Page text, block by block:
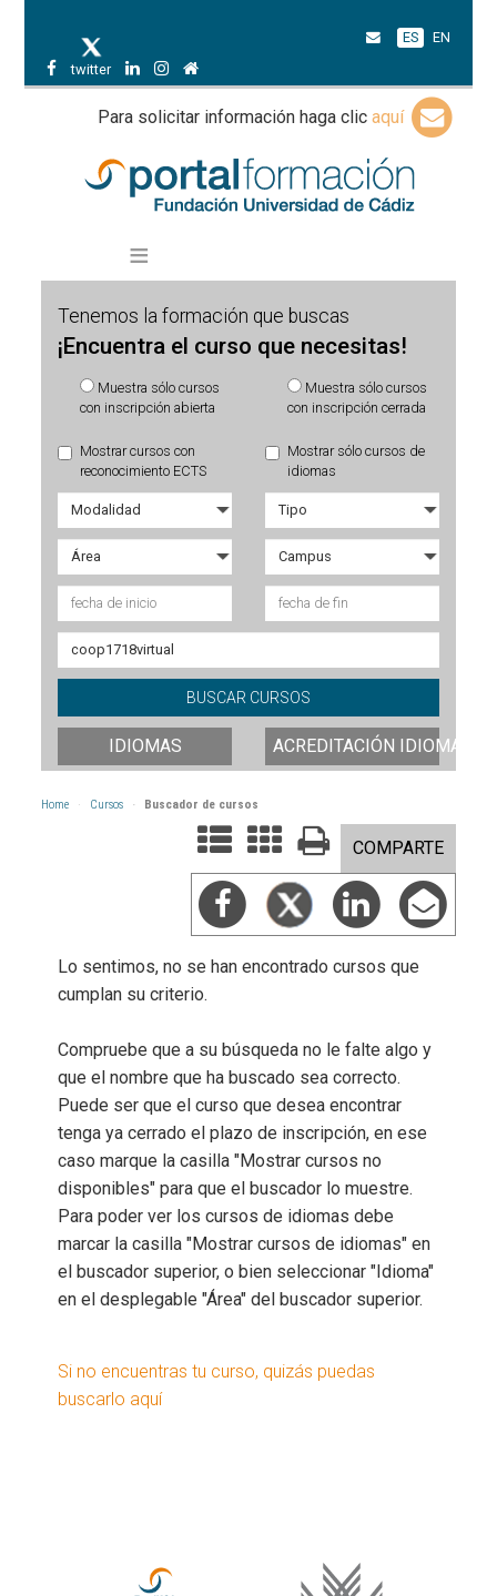
twitter
ES EN
Para solicitar información haga clic aquí
Tenemos la formación que buscas
¡Encuentra el curso que necesitas!
Muestra sólo cursos
con inscripción abierta
Muestra sólo cursos
con inscripción cerrada
Mostrar cursos con
reconocimiento ECTS
Mostrar sólo cursos de
idiomas
IDIOMAS ACREDITACIÓN IDIOMAS
Home Cursos Buscador de cursos
COMPARTE
Lo sentimos, no se han encontrado cursos que
cumplan su criterio.
Compruebe que a su búsqueda no le falte algo y
que el nombre que ha buscado sea correcto.
Puede ser que el curso que desea encontrar
tenga ya cerrado el plazo de inscripción, en ese
caso marque la casilla "Mostrar cursos no
disponibles" para que el buscador lo muestre.
Para poder ver los cursos de idiomas debe
marcar la casilla "Mostrar cursos de idiomas" en
el buscador superior, o bien seleccionar "Idioma"
en el desplegable "Área" del buscador superior.
Si no encuentras tu curso, quizás puedas
buscarlo aquí